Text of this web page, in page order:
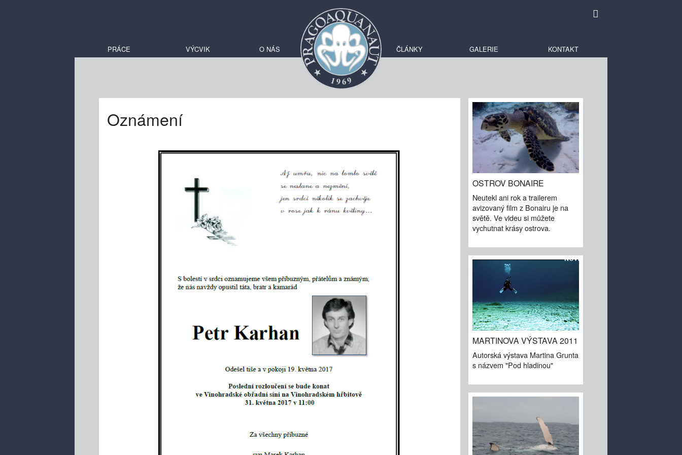
PRÁCE VÝCVIK O NÁS ČLÁNKY GALERIE KONTAKT
Oznámení
OSTROV BONAIRE
Neutekl ani rok a trailerem
avizovaný film z Bonairu je na
světě. Ve videu si můžete
vychutnat krásy ostrova.
MARTINOVA VÝSTAVA 2011
Autorská výstava Martina Grunta
s názvem "Pod hladinou"